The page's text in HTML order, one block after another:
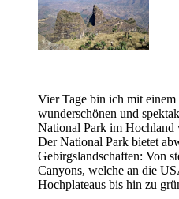
Vier Tage bin ich mit
wunderschönen und
National Park im
Der National Park bietet
Gebirgslandschaften: Von
Canyons, welche an die
Hochplateaus bis hin zu